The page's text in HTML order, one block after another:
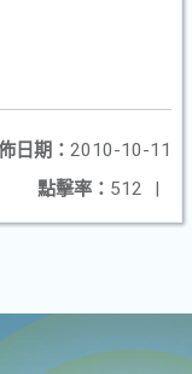
日期： 2010-10-11
點擊率： 512 |